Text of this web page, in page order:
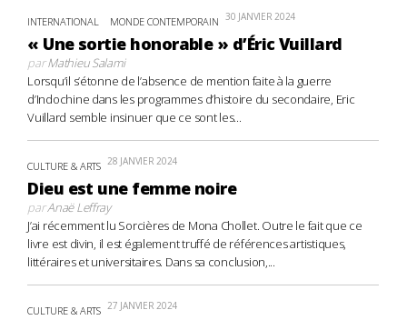
INTERNATIONAL MONDE CONTEMPORAIN 30 JANVIER 2024
« Une sortie honorable » d’Éric Vuillard
parMathieu Salami
Lorsqu’il s’étonne de l’absence de mention faite à la guerre
d’Indochine dans les programmes d’histoire du secondaire, Eric
Vuillard semble insinuer que ce sont les...
CULTURE & ARTS 28 JANVIER 2024
Dieu est une femme noire
parAnaë Leffray
J’ai récemment lu Sorcières de Mona Chollet. Outre le fait que ce
livre est divin, il est également truffé de références artistiques,
littéraires et universitaires. Dans sa conclusion,...
CULTURE & ARTS 27 JANVIER 2024